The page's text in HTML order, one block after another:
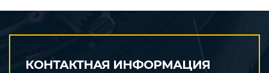
КОНТАКТНАЯ ИНФОРМАЦИЯ